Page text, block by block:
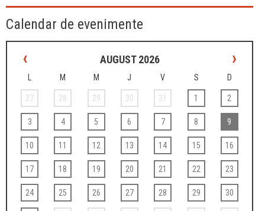
Calendar de evenimente
‹ AUGUST 2026 ›
L M M J V S D
27 28 29 30 31 1 2
3 4 5 6 7 8 9
10 11 12 13 14 15 16
17 18 19 20 21 22 23
24 25 26 27 28 29 30